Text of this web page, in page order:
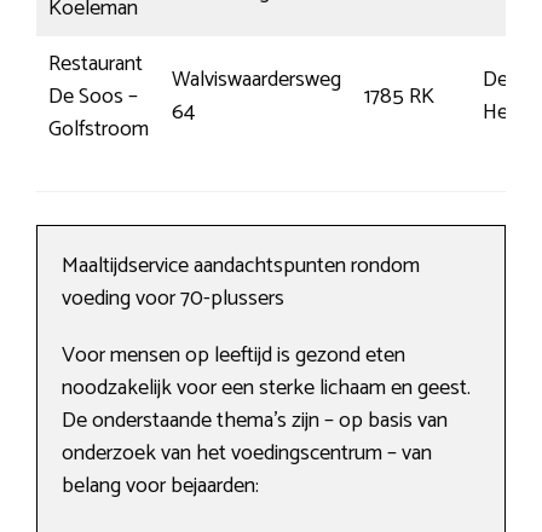
Koeleman
Restaurant
De Soos –
Golfstroom
Walviswaardersweg
64
1785 RK
Den
Helder
Maaltijdservice aandachtspunten rondom
voeding voor 70-plussers
Voor mensen op leeftijd is gezond eten
noodzakelijk voor een sterke lichaam en geest.
De onderstaande thema’s zijn – op basis van
onderzoek van het voedingscentrum – van
belang voor bejaarden: